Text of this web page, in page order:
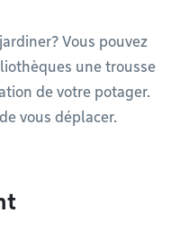
Vous pouvez
une trousse
de votre potager.
vous déplacer.